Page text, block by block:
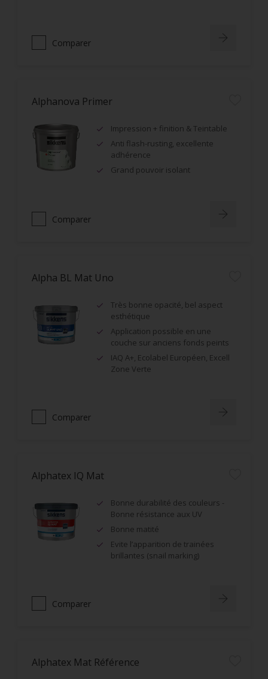
Comparer
Alphanova Primer
Impression + finition & Teintable
Anti flash-rusting, excellente
adhérence
Grand pouvoir isolant
Comparer
Alpha BL Mat Uno
Très bonne opacité, bel aspect
esthétique
Application possible en une
couche sur anciens fonds peints
IAQ A+, Ecolabel Européen, Excell
Zone Verte
Comparer
Alphatex IQ Mat
Bonne durabilité des couleurs -
Bonne résistance aux UV
Bonne matité
Evite l’apparition de trainées
brillantes (snail marking)
Comparer
Alphatex Mat Référence